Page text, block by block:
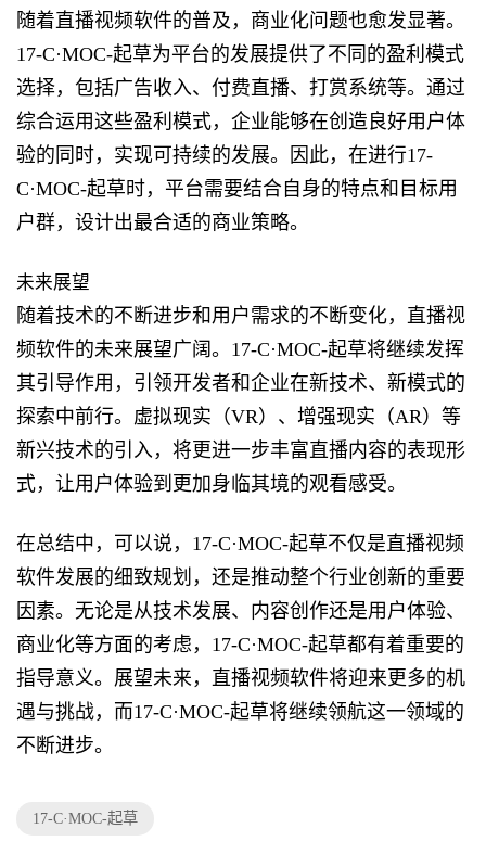
随着直播视频软件的普及，商业化问题也愈发显著。
17-C·MOC-起草为平台的发展提供了不同的盈利模式
选择，包括广告收入、付费直播、打赏系统等。通过
综合运用这些盈利模式，企业能够在创造良好用户体
验的同时，实现可持续的发展。因此，在进行17-
C·MOC-起草时，平台需要结合自身的特点和目标用
户群，设计出最合适的商业策略。
未来展望
随着技术的不断进步和用户需求的不断变化，直播视
频软件的未来展望广阔。17-C·MOC-起草将继续发挥
其引导作用，引领开发者和企业在新技术、新模式的
探索中前行。虚拟现实（VR）、增强现实（AR）等
新兴技术的引入，将更进一步丰富直播内容的表现形
式，让用户体验到更加身临其境的观看感受。
在总结中，可以说，17-C·MOC-起草不仅是直播视频
软件发展的细致规划，还是推动整个行业创新的重要
因素。无论是从技术发展、内容创作还是用户体验、
商业化等方面的考虑，17-C·MOC-起草都有着重要的
指导意义。展望未来，直播视频软件将迎来更多的机
遇与挑战，而17-C·MOC-起草将继续领航这一领域的
不断进步。
17-C·MOC-起草